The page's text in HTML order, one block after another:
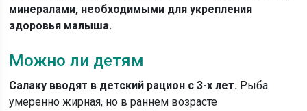
минералами, необходимыми для укрепления
здоровья малыша.
Можно ли детям
Салаку вводят в детский рацион с 3-х лет. Рыба
умеренно жирная, но в раннем возрасте